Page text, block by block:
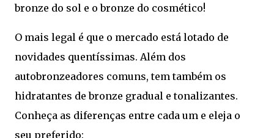
bronze do sol e o bronze do cosmético!
O mais legal é que o mercado está lotado de
novidades quentíssimas. Além dos
autobronzeadores comuns, tem também os
hidratantes de bronze gradual e tonalizantes.
Conheça as diferenças entre cada um e eleja o
seu preferido: